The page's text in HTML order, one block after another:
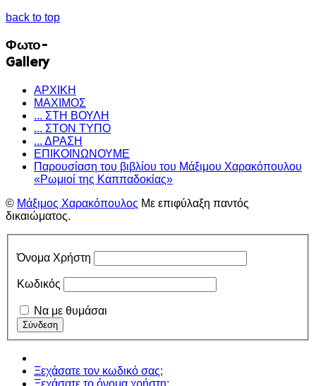
back to top
Φωτο-
Gallery
ΑΡΧΙΚΗ
ΜΑΧΙΜΟΣ
... ΣΤΗ ΒΟΥΛΗ
... ΣΤΟΝ ΤΥΠΟ
... ΔΡΑΣΗ
ΕΠΙΚΟΙΝΩΝΟΥΜΕ
Παρουσίαση του βιβλίου του Μάξιμου Χαρακόπουλου
«Ρωμιοί της Καππαδοκίας»
© Μάξιμος Χαρακόπουλος Με επιφύλαξη παντός
δικαιώματος.
Όνομα Χρήστη
Κωδικός
Να με θυμάσαι
Ξεχάσατε τον κωδικό σας;
Ξεχάσατε το όνομα χρήστη;